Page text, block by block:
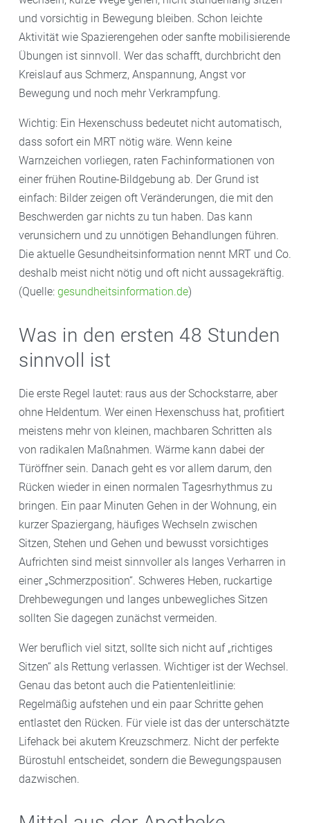
und vorsichtig in Bewegung bleiben. Schon leichte
Aktivität wie Spazierengehen oder sanfte mobilisierende
Übungen ist sinnvoll. Wer das schafft, durchbricht den
Kreislauf aus Schmerz, Anspannung, Angst vor
Bewegung und noch mehr Verkrampfung.
Wichtig: Ein Hexenschuss bedeutet nicht automatisch,
dass sofort ein MRT nötig wäre. Wenn keine
Warnzeichen vorliegen, raten Fachinformationen von
einer frühen Routine-Bildgebung ab. Der Grund ist
einfach: Bilder zeigen oft Veränderungen, die mit den
Beschwerden gar nichts zu tun haben. Das kann
verunsichern und zu unnötigen Behandlungen führen.
Die aktuelle Gesundheitsinformation nennt MRT und Co.
deshalb meist nicht nötig und oft nicht aussagekräftig.
(Quelle: gesundheitsinformation.de)
Was in den ersten 48 Stunden
sinnvoll ist
Die erste Regel lautet: raus aus der Schockstarre, aber
ohne Heldentum. Wer einen Hexenschuss hat, profitiert
meistens mehr von kleinen, machbaren Schritten als
von radikalen Maßnahmen. Wärme kann dabei der
Türöffner sein. Danach geht es vor allem darum, den
Rücken wieder in einen normalen Tagesrhythmus zu
bringen. Ein paar Minuten Gehen in der Wohnung, ein
kurzer Spaziergang, häufiges Wechseln zwischen
Sitzen, Stehen und Gehen und bewusst vorsichtiges
Aufrichten sind meist sinnvoller als langes Verharren in
einer „Schmerzposition“. Schweres Heben, ruckartige
Drehbewegungen und langes unbewegliches Sitzen
sollten Sie dagegen zunächst vermeiden.
Wer beruflich viel sitzt, sollte sich nicht auf „richtiges
Sitzen“ als Rettung verlassen. Wichtiger ist der Wechsel.
Genau das betont auch die Patientenleitlinie:
Regelmäßig aufstehen und ein paar Schritte gehen
entlastet den Rücken. Für viele ist das der unterschätzte
Lifehack bei akutem Kreuzschmerz. Nicht der perfekte
Bürostuhl entscheidet, sondern die Bewegungspausen
dazwischen.